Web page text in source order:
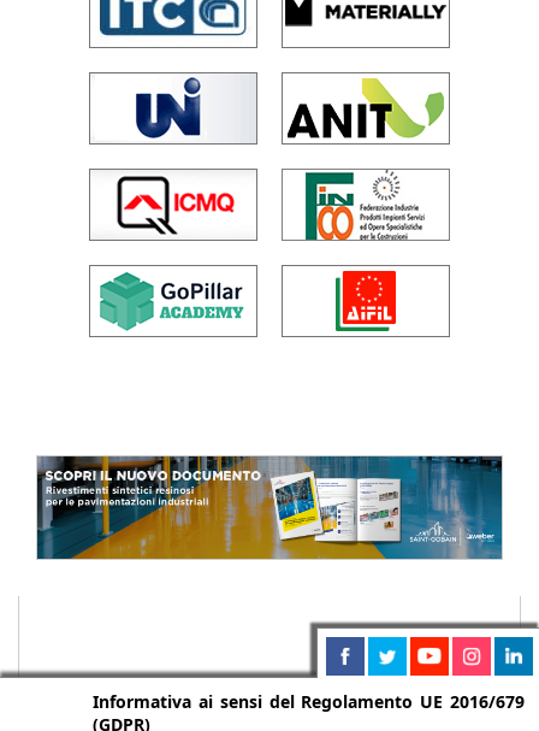
Informativa ai sensi del Regolamento UE 2016/679
(GDPR)